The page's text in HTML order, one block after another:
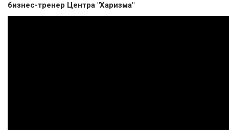
бизнес-тренер Центра "Харизма"